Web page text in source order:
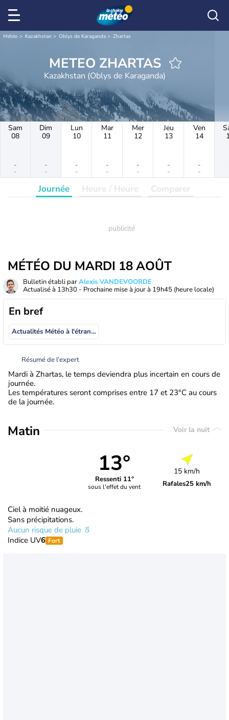
Météo Kazakhstan Oblys de Karaganda Zhartas
METEO ZHARTAS
Kazakhstan (Oblys de Karaganda)
Sam
08
-
-
Dim
09
-
-
Lun
10
-
-
Mar
11
-
-
Mer
12
-
-
Jeu
13
-
-
Ven
14
-
-
Journée Heure / Heure Comparer
MÉTÉO DU MARDI 18 AOÛT
Bulletin établi parAlexis VANDEVOORDE
Actualisé à 13h30 - Prochaine mise à jour à 19h45 (heure locale)
En bref
Actualités Météo à l'étranger
Résumé de l’expert
Mardi à Zhartas, le temps deviendra plus incertain en cours de
journée.
Les températures seront comprises entre 17 et 23°C au cours
de la journée.
Matin Voir la nuit
13°
Ressenti 11°
sous l'effet du vent
15 km/h
Rafales25 km/h
Ciel à moitié nuageux.
Sans précipitations.
Aucun risque de pluie
Indice UV6 Fort